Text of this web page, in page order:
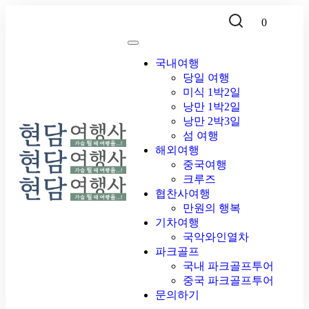
0
국내여행
당일 여행
미식 1박2일
낭만 1박2일
낭만 2박3일
섬 여행
해외여행
중국여행
크루즈
협찬사여행
만원의 행복
기차여행
국악와인열차
파크골프
국내 파크골프투어
중국 파크골프투어
문의하기